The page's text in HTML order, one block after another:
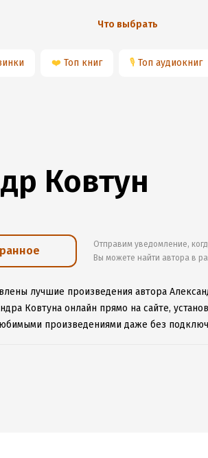
Что выбрать
❤️ Топ книг 🎙 Топ аудиокниг
Ковтун
Отправим уведомление,
Вы можете найти автора в
лучшие произведения автора
Ковтуна онлайн прямо на сайте,
произведениями даже без